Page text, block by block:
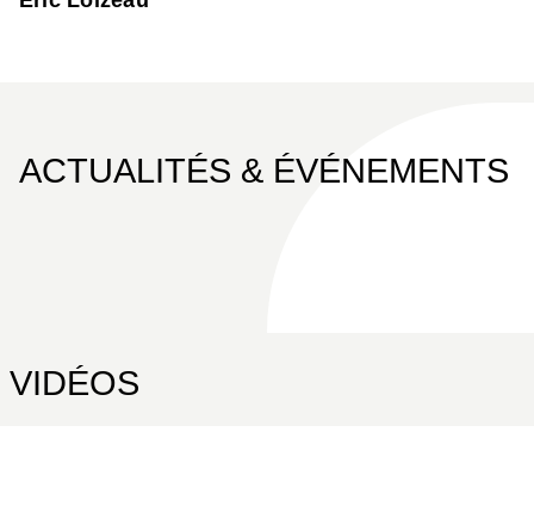
ACTUALITÉS & ÉVÉNEMENTS
VIDÉOS